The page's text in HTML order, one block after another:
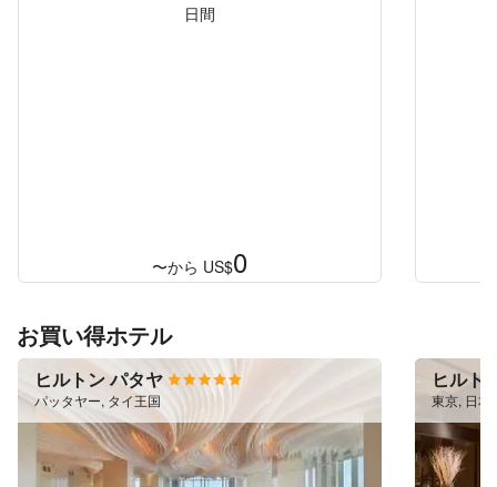
日間
〜から US$0
お買い得ホテル
ヒルトン パタヤ
パッタヤー, タイ王国
ヒルト
東京, 日本